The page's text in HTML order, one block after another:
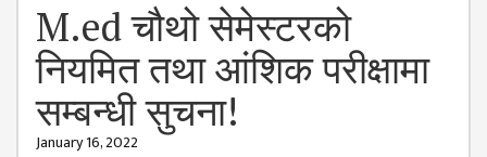
ORGANIZATIONAL
STRUCTURE
ACTIVITIES &
ACHIEVEMENTS
M.ed चौथो सेमेस्टरको
नियमित तथा आंशिक परीक्षामा
सम्बन्धी सुचना!
January 16, 2022